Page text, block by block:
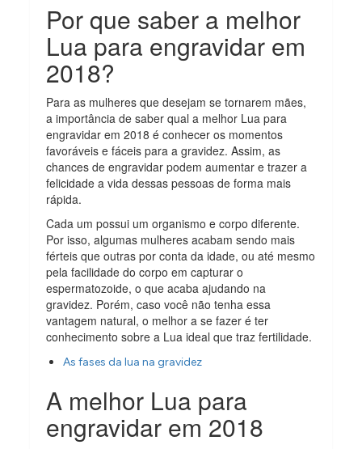
Por que saber a melhor
Lua para engravidar em
2018?
Para as mulheres que desejam se tornarem mães,
a importância de saber qual a melhor Lua para
engravidar em 2018 é conhecer os momentos
favoráveis e fáceis para a gravidez. Assim, as
chances de engravidar podem aumentar e trazer a
felicidade a vida dessas pessoas de forma mais
rápida.
Cada um possui um organismo e corpo diferente.
Por isso, algumas mulheres acabam sendo mais
férteis que outras por conta da idade, ou até mesmo
pela facilidade do corpo em capturar o
espermatozoide, o que acaba ajudando na
gravidez. Porém, caso você não tenha essa
vantagem natural, o melhor a se fazer é ter
conhecimento sobre a Lua ideal que traz fertilidade.
As fases da lua na gravidez
A melhor Lua para
engravidar em 2018